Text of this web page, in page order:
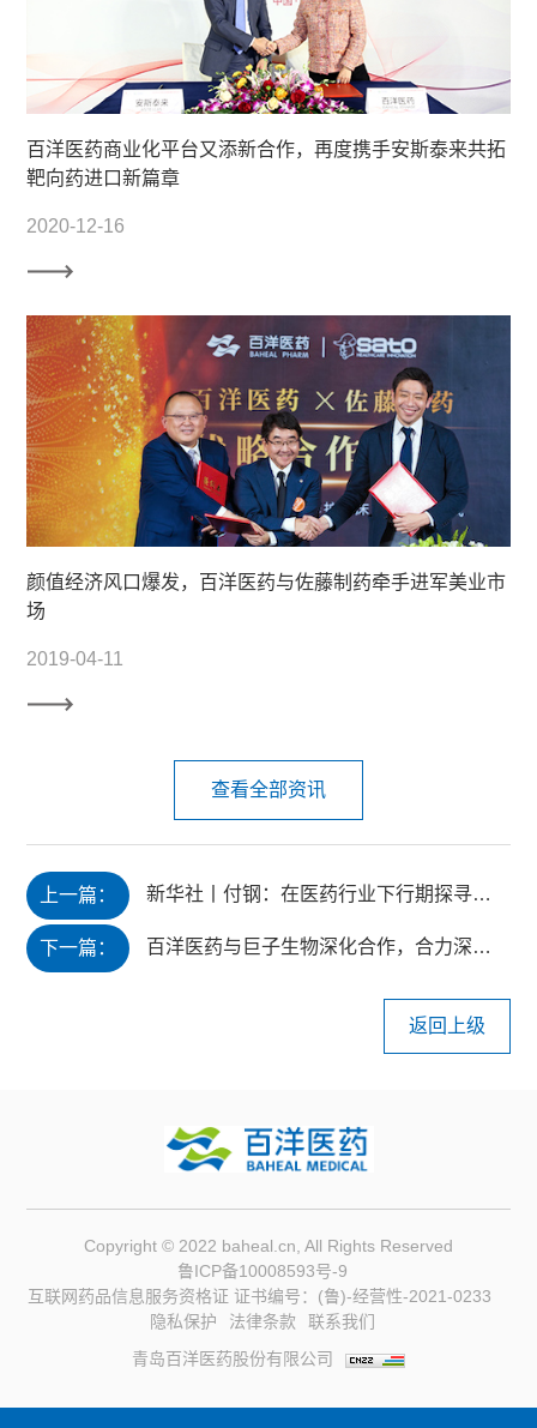
百洋医药商业化平台又添新合作，再度携手安斯泰来共拓
靶向药进口新篇章
2020-12-16
颜值经济风口爆发，百洋医药与佐藤制药牵手进军美业市
场
2019-04-11
查看全部资讯
上一篇： 新华社丨付钢：在医药行业下行期探寻新动能
下一篇： 百洋医药与巨子生物深化合作，合力深耕功效护肤赛道
返回上级
Copyright © 2022 baheal.cn, All Rights Reserved
鲁ICP备10008593号-9
互联网药品信息服务资格证 证书编号：(鲁)-经营性-2021-0233
隐私保护
法律条款
联系我们
青岛百洋医药股份有限公司